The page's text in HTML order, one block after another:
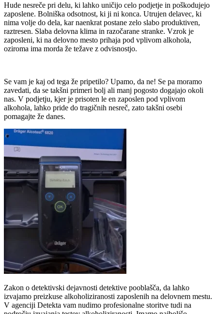
Hude nesreče pri delu, ki lahko uničijo celo podjetje in poškodujejo
zaposlene. Bolniška odsotnost, ki ji ni konca. Utrujen delavec, ki
nima volje do dela, kar naenkrat postane zelo slabo produktiven,
raztresen. Slaba delovna klima in razočarane stranke. Vzrok je
zaposleni, ki na delovno mesto prihaja pod vplivom alkohola,
oziroma ima morda že težave z odvisnostjo.
Se vam je kaj od tega že pripetilo? Upamo, da ne! Se pa moramo
zavedati, da se takšni primeri bolj ali manj pogosto dogajajo okoli
nas. V podjetju, kjer je prisoten le en zaposlen pod vplivom
alkohola, lahko pride do tragičnih nesreč, zato takšni osebi
pomagajte že danes.
Zakon o detektivski dejavnosti detektive pooblašča, da lahko
izvajamo preizkuse alkoholiziranosti zaposlenih na delovnem mestu.
V agenciji Detekta vam nudimo profesionalne storitve tudi na